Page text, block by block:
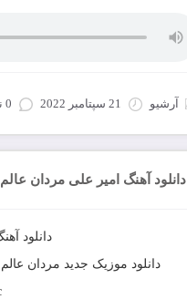
آرشیو 21 سپتامبر 2022 0 نظر
دانلود آهنگ امیر علی مردان عالم
دانلود
دانلود موزیک جدید مردان عالم